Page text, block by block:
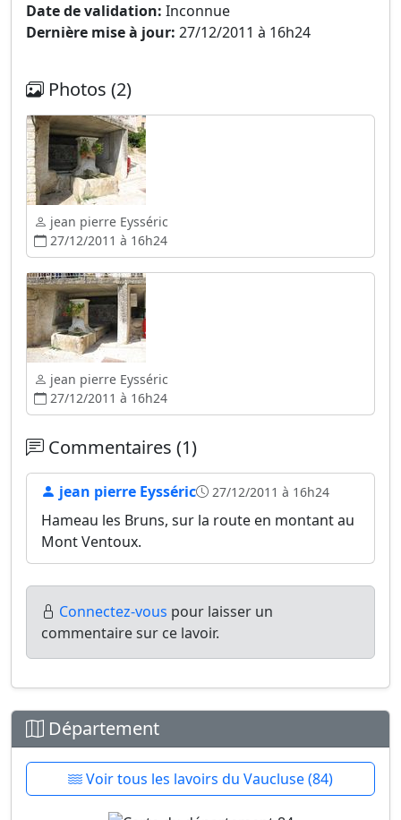
Date de validation: Inconnue
Dernière mise à jour: 27/12/2011 à 16h24
Photos (2)
jean pierre Eysséric
27/12/2011 à 16h24
jean pierre Eysséric
27/12/2011 à 16h24
Commentaires (1)
jean pierre Eysséric 27/12/2011 à 16h24
Hameau les Bruns, sur la route en montant au
Mont Ventoux.
Connectez-vous pour laisser un
commentaire sur ce lavoir.
Département
Voir tous les lavoirs du Vaucluse (84)